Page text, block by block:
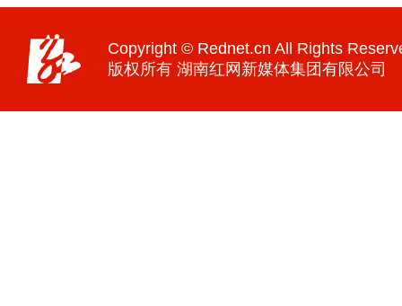
Copyright © Rednet.cn All Rights
版权所有 湖南红网新媒体集团有限公司